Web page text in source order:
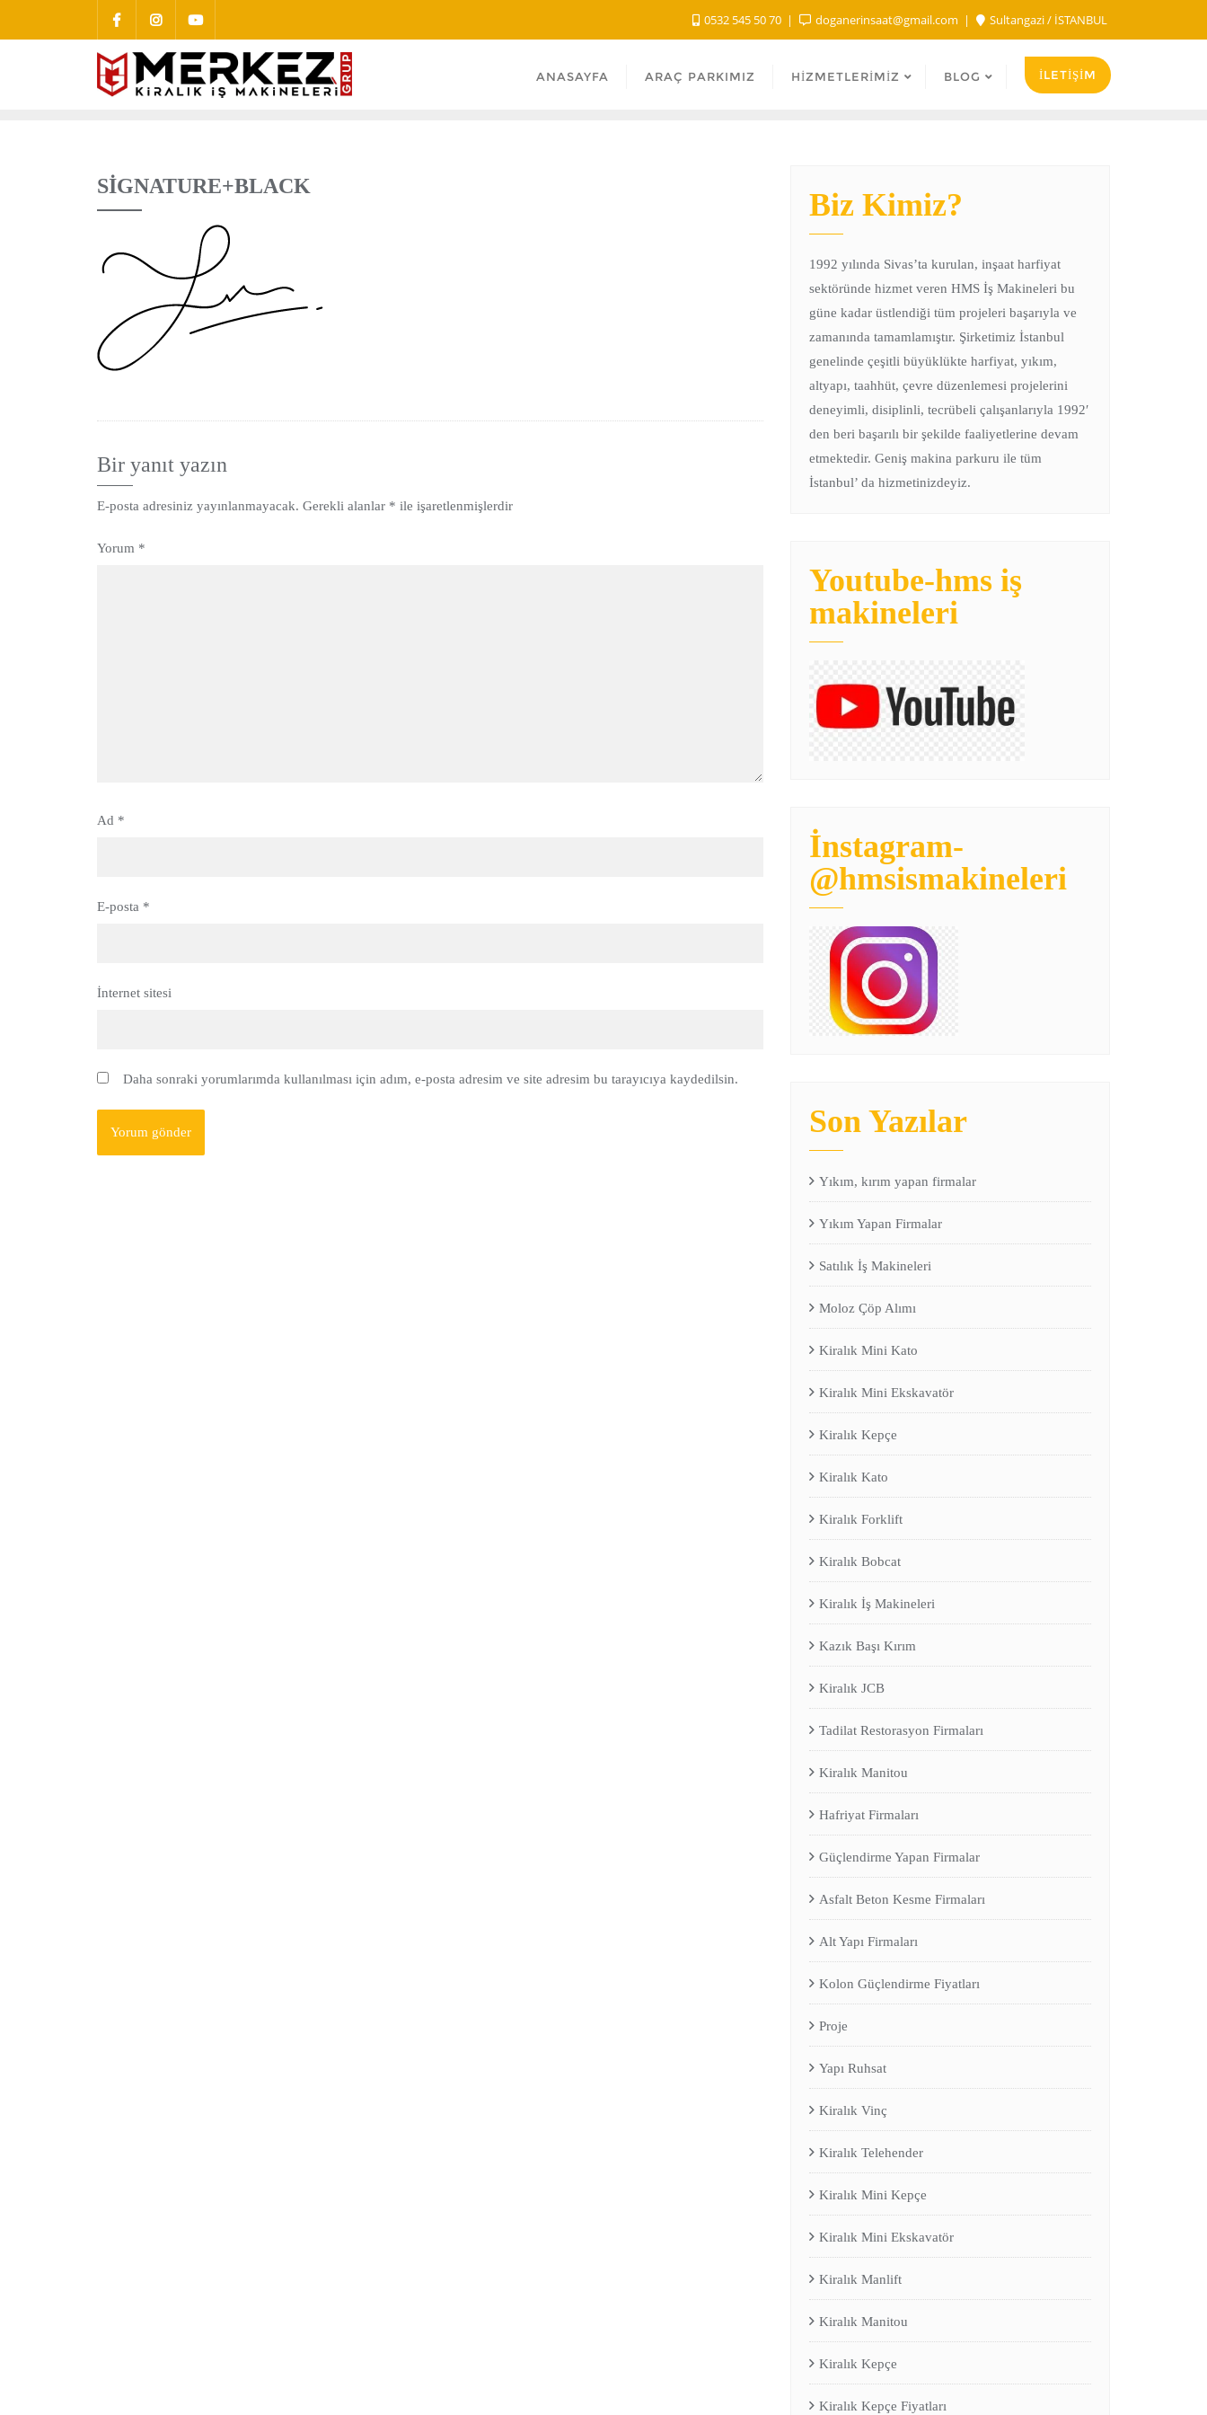
0532 545 50 70 doganerinsaat@gmail.com Sultangazi / İSTANBUL
ANASAYFA ARAÇ PARKIMIZ HIZMETLERIMIZ BLOG İLETİŞİM
SIGNATURE+BLACK
Bir yanıt yazın
E-posta adresiniz yayınlanmayacak. Gerekli alanlar * ile işaretlenmişlerdir
Yorum *
Ad *
E-posta *
İnternet sitesi
Daha sonraki yorumlarımda kullanılması için adım, e-posta adresim ve site adresim bu tarayıcıya kaydedilsin.
Biz Kimiz?
1992 yılında Sivas’ta kurulan, inşaat harfiyat
sektöründe hizmet veren HMS İş Makineleri bu
güne kadar üstlendiği tüm projeleri başarıyla ve
zamanında tamamlamıştır. Şirketimiz İstanbul
genelinde çeşitli büyüklükte harfiyat, yıkım,
altyapı, taahhüt, çevre düzenlemesi projelerini
deneyimli, disiplinli, tecrübeli çalışanlarıyla 1992′
den beri başarılı bir şekilde faaliyetlerine devam
etmektedir. Geniş makina parkuru ile tüm
İstanbul’ da hizmetinizdeyiz.
Youtube-hms iş
makineleri
İnstagram-
@hmsismakineleri
Son Yazılar
Yıkım, kırım yapan firmalar
Yıkım Yapan Firmalar
Satılık İş Makineleri
Moloz Çöp Alımı
Kiralık Mini Kato
Kiralık Mini Ekskavatör
Kiralık Kepçe
Kiralık Kato
Kiralık Forklift
Kiralık Bobcat
Kiralık İş Makineleri
Kazık Başı Kırım
Kiralık JCB
Tadilat Restorasyon Firmaları
Kiralık Manitou
Hafriyat Firmaları
Güçlendirme Yapan Firmalar
Asfalt Beton Kesme Firmaları
Alt Yapı Firmaları
Kolon Güçlendirme Fiyatları
Proje
Yapı Ruhsat
Kiralık Vinç
Kiralık Telehender
Kiralık Mini Kepçe
Kiralık Mini Ekskavatör
Kiralık Manlift
Kiralık Manitou
Kiralık Kepçe
Kiralık Kepçe Fiyatları